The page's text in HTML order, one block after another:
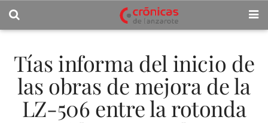
Tías informa del inicio de
las obras de mejora de la
LZ-506 entre la rotonda